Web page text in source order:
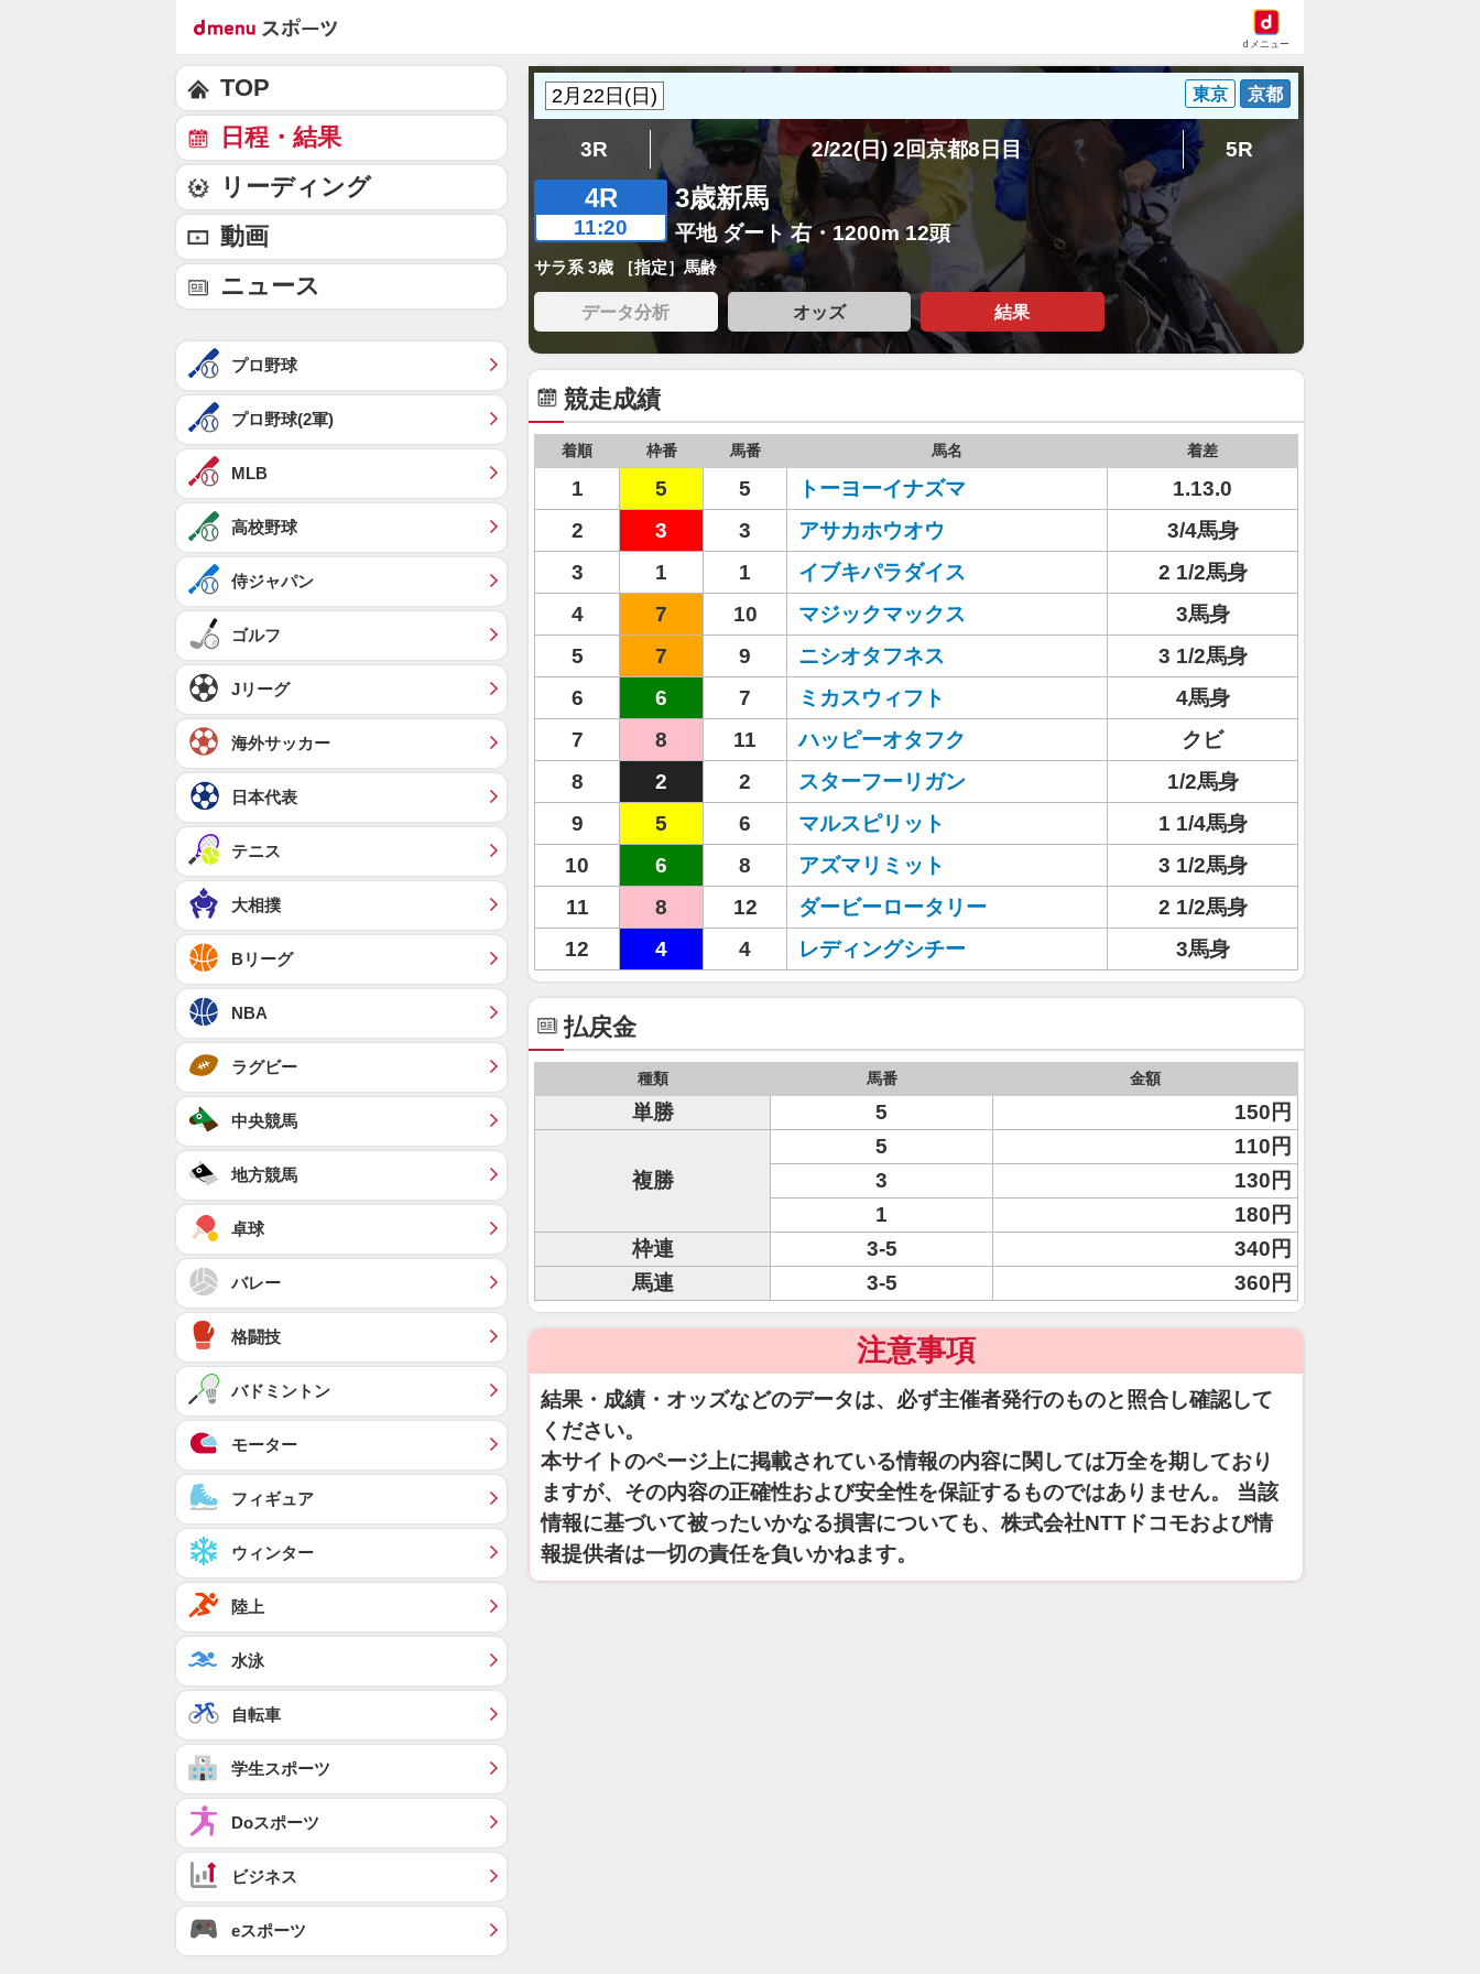
dメニュー
東京 京都
3R 2/22(日) 2回京都8日目 5R
4R
11:20
3歳新馬
平地 ダート 右・1200m 12頭
サラ系 3歳 ［指定］馬齢
データ分析 オッズ 結果
競走成績
着順 枠番 馬番 馬名 着差
1 5 5 トーヨーイナズマ
1.13.0
2
3 3 アサカホウオウ
3/4馬身
3
1 1 イブキパラダイス
2 1/2馬身
4
7 10 マジックマックス
3馬身
5
7 9 ニシオタフネス
3 1/2馬身
6
6 7 ミカスウィフト
4馬身
7
8 11 ハッピーオタフク
クビ
8
2 2 スターフーリガン
1/2馬身
9
5 6 マルスピリット
1 1/4馬身
10
6 8 アズマリミット
3 1/2馬身
11
8 12 ダービーロータリー
2 1/2馬身
12
4 4 レディングシチー 3馬身
払戻金
種類 馬番 金額
単勝 5 150円
複勝
5
110円
3
130円
1
180円
枠連
3-5
340円
馬連
3-5 360円
注意事項
結果・成績・オッズなどのデータは、必ず主催者発行のものと照合し確認して
ください。
本サイトのページ上に掲載されている情報の内容に関しては万全を期しており
ますが、その内容の正確性および安全性を保証するものではありません。 当該
情報に基づいて被ったいかなる損害についても、株式会社NTTドコモおよび情
報提供者は一切の責任を負いかねます。
TOP
日程・結果
リーディング
動画
ニュース
プロ野球
プロ野球(2軍)
MLB
高校野球
侍ジャパン
ゴルフ
Jリーグ
海外サッカー
日本代表
テニス
大相撲
Bリーグ
NBA
ラグビー
中央競馬
地方競馬
卓球
バレー
格闘技
バドミントン
モーター
フィギュア
ウィンター
陸上
水泳
自転車
学生スポーツ
Doスポーツ
ビジネス
eスポーツ